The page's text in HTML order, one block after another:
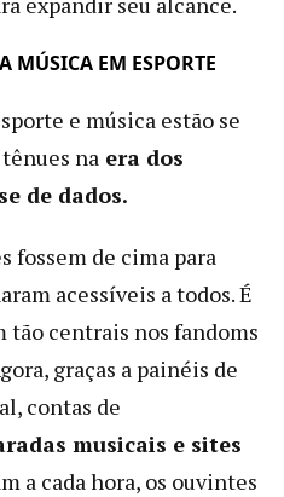
MÚSICA EM ESPORTE
e música estão se
na era dos
de dados.
fossem de cima para
acessíveis a todos. É
tão centrais nos fandoms
graças a painéis de
contas de
musicais e sites
a cada hora, os ouvintes